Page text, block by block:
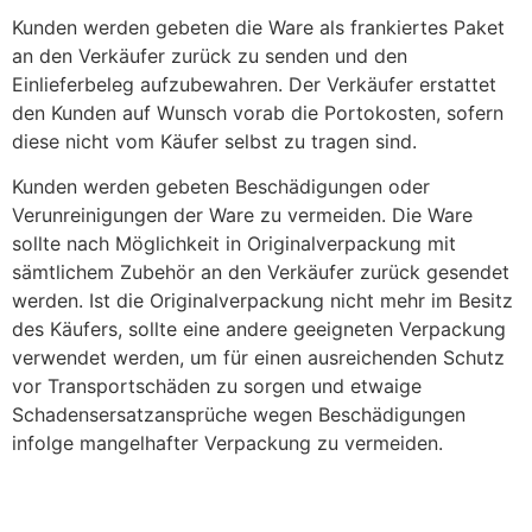
Kunden werden gebeten die Ware als frankiertes Paket
an den Verkäufer zurück zu senden und den
Einlieferbeleg aufzubewahren. Der Verkäufer erstattet
den Kunden auf Wunsch vorab die Portokosten, sofern
diese nicht vom Käufer selbst zu tragen sind.
Kunden werden gebeten Beschädigungen oder
Verunreinigungen der Ware zu vermeiden. Die Ware
sollte nach Möglichkeit in Originalverpackung mit
sämtlichem Zubehör an den Verkäufer zurück gesendet
werden. Ist die Originalverpackung nicht mehr im Besitz
des Käufers, sollte eine andere geeigneten Verpackung
verwendet werden, um für einen ausreichenden Schutz
vor Transportschäden zu sorgen und etwaige
Schadensersatzansprüche wegen Beschädigungen
infolge mangelhafter Verpackung zu vermeiden.